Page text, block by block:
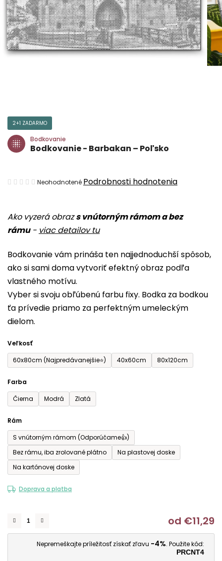
Ako vyzerá obrazs vnútorným rámom a bez
rámu- viac detailov tu
Bodkovanie vám prináša ten najjednoduchší spôsob,
ako si sami doma vytvoriť efektný obraz podľa
vlastného motívu.
Vyber si svoju obľúbenú farbu fixy. Bodka za bodkou
ťa prívedie priamo za perfektným umeleckým
dielom.
Veľkosť
60x80cm (Najpredávanejšie⭐)
40x60cm 80x120cm
Farba
Čierna
Modrá Zlatá
Rám
S vnútorným rámom (Odporúčame👍)
Bez rámu, iba zrolované plátno
Na plastovej doske
Na kartónovej doske
Doprava a platba
od €11,29
Nepremeškajte príležitosť získať zľavu -4%. Použite kód:
PRCNT4
2+1 ZADARMO
Bodkovanie
Bodkovanie - Barbakan – Poľsko
Priemerné
je
0,0
hviezdičiek.
Neohodnotené Podrobnosti hodnotenia